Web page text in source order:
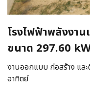
โรงไฟฟ้าพลังง
ขนาด 297.60
งานออกแบบ ก่อสร้าง แล
อาทิตย์